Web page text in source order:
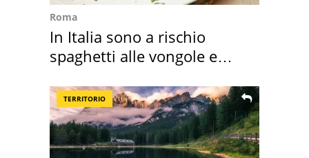
Roma
In Italia sono a rischio
spaghetti alle vongole e
TERRITORIO